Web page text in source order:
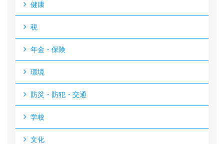
健康
税
年金・保険
環境
防災・防犯・交通
学校
文化